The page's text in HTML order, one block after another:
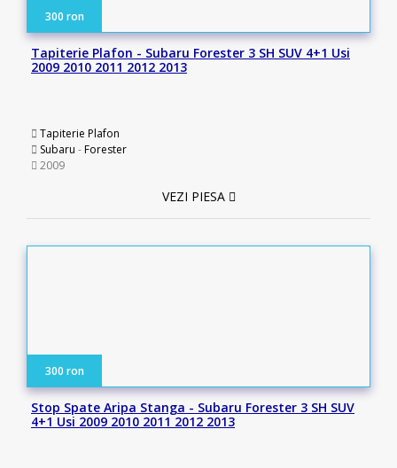
300 ron
Tapiterie Plafon - Subaru Forester 3 SH SUV 4+1 Usi
2009 2010 2011 2012 2013
Tapiterie Plafon
Subaru -Forester
2009
VEZI PIESA
300 ron
Stop Spate Aripa Stanga - Subaru Forester 3 SH SUV
4+1 Usi 2009 2010 2011 2012 2013